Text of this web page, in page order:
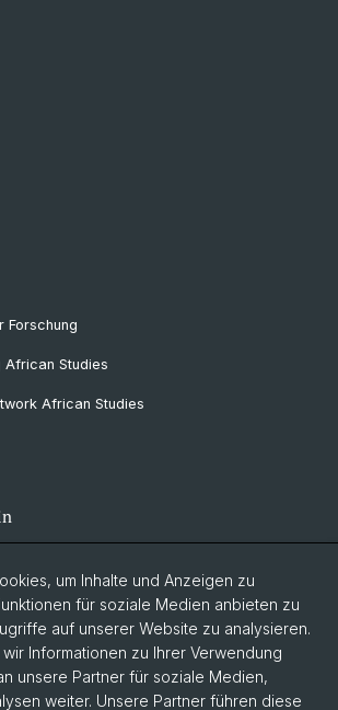
Forschung
African Studies
African Studies
um Inhalte und Anzeigen zu
für soziale Medien anbieten zu
auf unserer Website zu analysieren.
Informationen zu Ihrer Verwendung
unsere Partner für soziale Medien,
weiter. Unsere Partner führen diese